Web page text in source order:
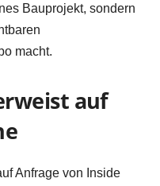
Bauprojekt, sondern
macht.
auf
Anfrage von Inside